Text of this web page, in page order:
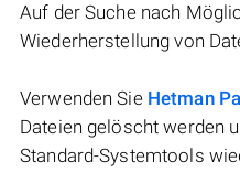
Auf der Suche nach
Wiederherstellung von
Verwenden Sie Hetman
Dateien gelöscht werden
Standard-Systemtools